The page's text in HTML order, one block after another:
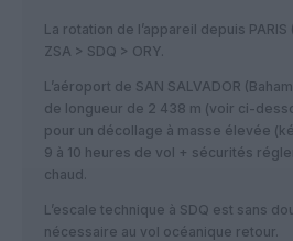
La rotation de l’appareil depuis PARIS
ZSA > SDQ > ORY.
L’aéroport de SAN SALVADOR
de longueur de 2 438 m (voir ci-
pour un décollage à masse élevée
9 à 10 heures de vol + sécurités
chaud.
L’escale technique à SDQ est sans
nécessaire au vol océanique retour.